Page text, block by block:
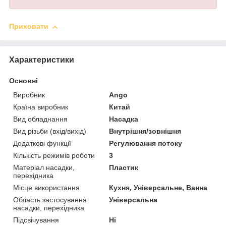
Приховати
Характеристики
Основні
Виробник
Ango
Країна виробник
Китай
Вид обладнання
Насадка
Вид різьби (вхід/вихід)
Внутрішня/зовнішня
Додаткові функції
Регулювання потоку
Кількість режимів роботи
3
Матеріал насадки,
перехідника
Пластик
Місце використання
Кухня, Універсальне, Ванна
Область застосування
насадки, перехідника
Універсальна
Підсвічування
Ні